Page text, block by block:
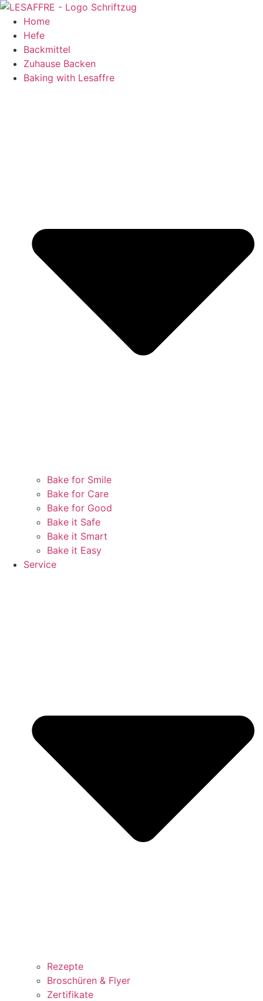
Zum
Inhalt
springen
Home
Hefe
Backmittel
Zuhause Backen
Baking with Lesaffre
Bake for Smile
Bake for Care
Bake for Good
Bake it Safe
Bake it Smart
Bake it Easy
Service
Rezepte
Broschüren & Flyer
Zertifikate